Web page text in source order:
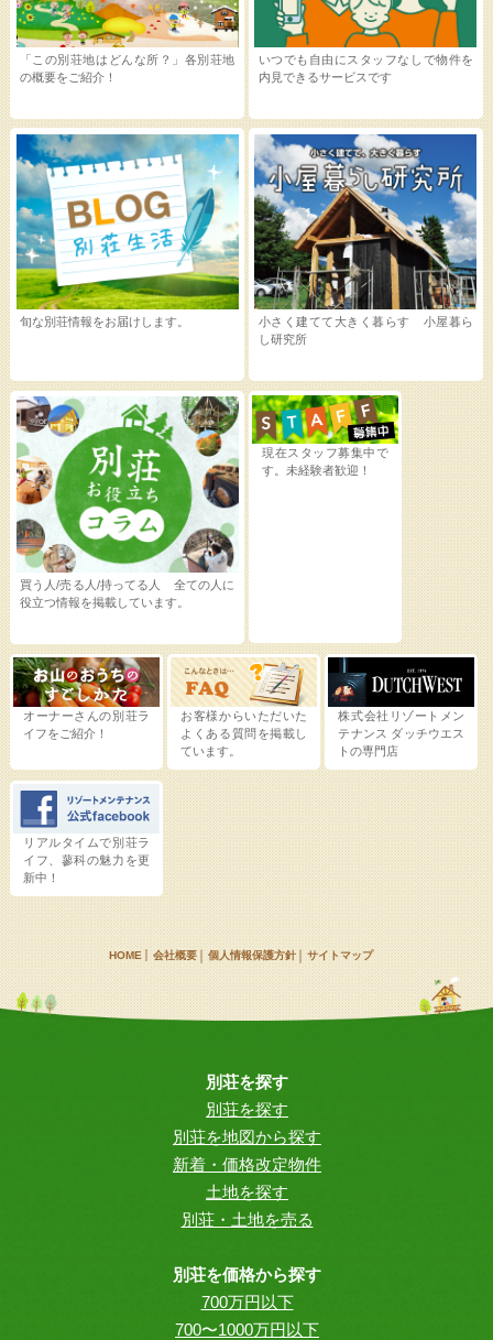
いつでも自由にスタッフなしで物件を
内見できるサービスです
旬な別荘情報をお届けします。
買う人/売る人/持ってる人 全ての人に
役立つ情報を掲載しています。
小さく建てて大きく暮らす 小屋暮ら
し研究所
「この別荘地はどんな所？」各別荘地
の概要をご紹介！
現在スタッフ募集中で
す。未経験者歓迎！
オーナーさんの別荘ラ
イフをご紹介！
お客様からいただいた
よくある質問を掲載し
ています。
株式会社リゾートメン
テナンス ダッチウエス
トの専門店
リアルタイムで別荘ラ
イフ、蓼科の魅力を更
新中！
HOME 会社概要 個人情報保護方針 サイトマップ
別荘を探す
別荘を探す
別荘を地図から探す
新着・価格改定物件
土地を探す
別荘・土地を売る
別荘を価格から探す
700万円以下
700〜1000万円以下